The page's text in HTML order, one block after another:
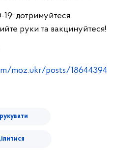
19: дотримуйтеся
руки та вакцинуйтеся!
moz.ukr/posts/18644394